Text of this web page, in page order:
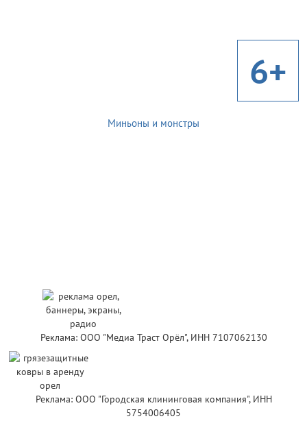
6+
Миньоны и монстры
Реклама: ООО "Медиа Траст Орёл", ИНН 7107062130
Реклама: ООО "Городская клининговая компания", ИНН
5754006405